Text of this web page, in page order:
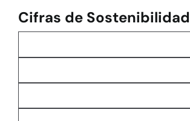
Cifras de Sostenibilidad